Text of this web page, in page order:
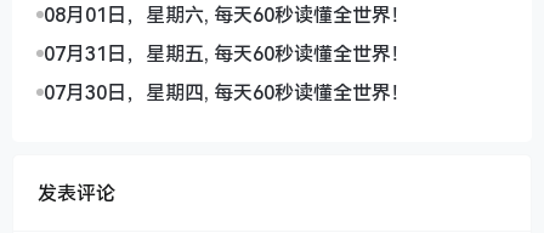
08月01日，星期六, 每天60秒读懂全世界！
07月31日，星期五, 每天60秒读懂全世界！
07月30日，星期四, 每天60秒读懂全世界！
发表评论